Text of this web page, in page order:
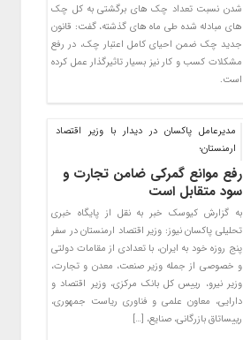
شدن نسبت تعداد چک های برگشتی به کل چک
های مبادله شده طی ماه های گذشته، گفت: قانون
جدید چک ضمن احیای کامل اعتبار چک، در رفع
مشکلات کسب و کار نیز بسیار تاثیرگذار عمل کرده
است.
مديرعامل پاكسان در ديدار با وزير اقتصاد
ارمنستان؛
رفع موانع گمرکی ضامن تجارت و
سود متقابل است
به گزارش کیوسک خبر به نقل از پایگاه خبری
تحلیلی پاکسان نیوز: وزیر اقتصاد ارمنستان در سفر
پنج روزه خود به ایران، با تعدادی از مقامات دولتی
و خصوصی از جمله وزیر صنعت، معدن و تجارت،
وزیر نیرو، رییس کل بانک مرکزی، وزیر اقتصاد و
دارایی، معاون علمی و فناوری ریاست جمهوری،
رییساتاق بازرگانی، صنایع، […]